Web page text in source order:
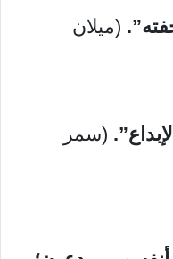
(ميلان
(سمر